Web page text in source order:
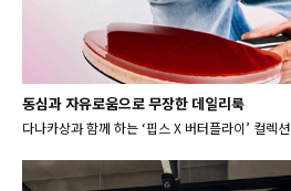
동심과 자유로움으로 무장한 데일리룩
다나카상과 함께 하는 ‘핍스 X 버터플라이’ 컬렉션